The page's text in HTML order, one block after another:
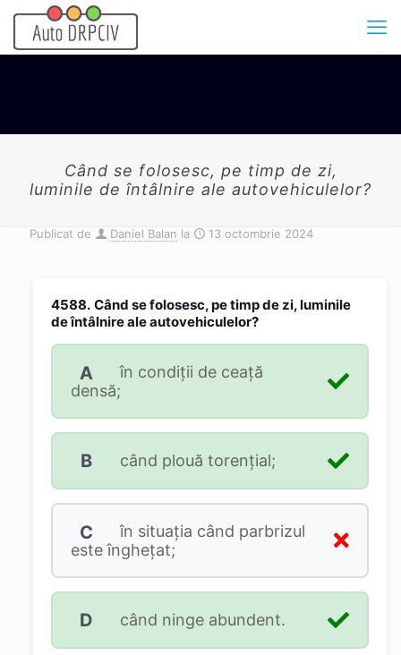
Când se folosesc, pe timp de zi,
luminile de întâlnire ale autovehiculelor?
Publicat de Daniel Balan la 13 octombrie 2024
4588. Când se folosesc, pe timp de zi, luminile
de întâlnire ale autovehiculelor?
A
în condiții de ceață
densă;
B când plouă torențial;
C
în situația când parbrizul
este înghețat;
D când ninge abundent.